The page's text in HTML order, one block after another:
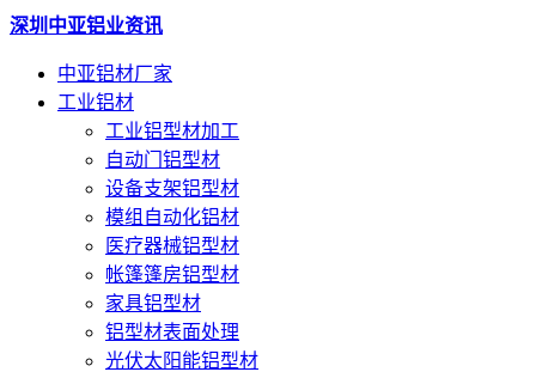
深圳中亚铝业资讯
中亚铝材厂家
工业铝材
工业铝型材加工
自动门铝型材
设备支架铝型材
模组自动化铝材
医疗器械铝型材
帐篷篷房铝型材
家具铝型材
铝型材表面处理
光伏太阳能铝型材